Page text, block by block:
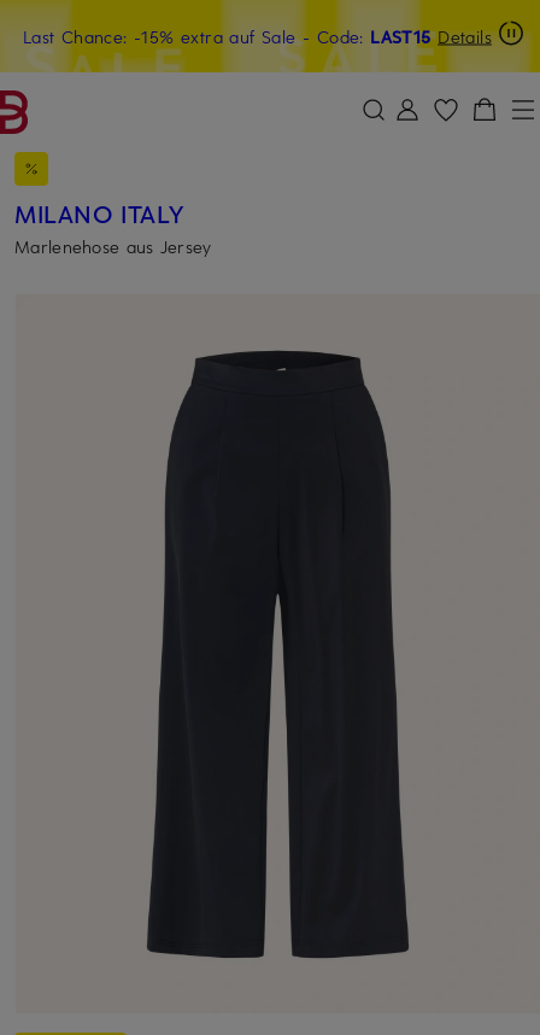
ZUM HAUPTINHALT ÜBERSPRINGEN ZUM SUCHFELD ÜBERSPRINGEN
Last Chance: -15% extra auf Sale- Code: LAST15 Details
20€-Willkommensgutschein mit Beyond sichern
MILANO ITALY
Marlenehose aus Jersey